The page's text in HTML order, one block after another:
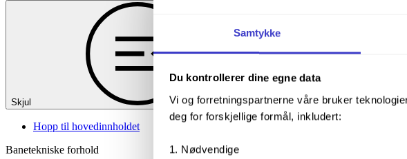
Samtykke
Du kontrollerer dine egne data
Vi og forretningspartnerne våre bruker
deg for forskjellige formål, inkludert:
Nødvendige
Skjul
Hopp til hovedinnholdet
Banetekniske forhold